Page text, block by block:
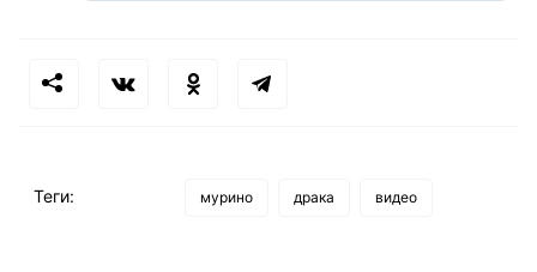
Теги: мурино драка видео